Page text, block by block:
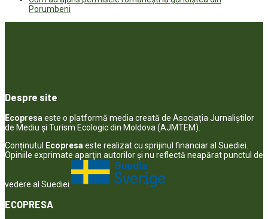
Porumbeni
Despre site
Ecopresa este o platformă media creată de Asociația Jurnaliștilor
de Mediu și Turism Ecologic din Moldova (AJMTEM).
Conținutul Ecopresa este realizat cu sprijinul financiar al Suediei.
Opiniile exprimate aparţin autorilor şi nu reflectă neapărat punctul de
vedere al Suediei.
ECOPRESA